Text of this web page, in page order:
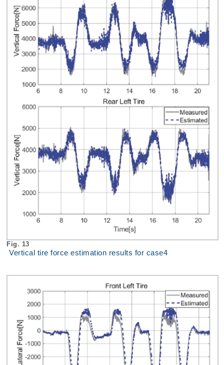
Fig. 13
Vertical tire force estimation results for case4